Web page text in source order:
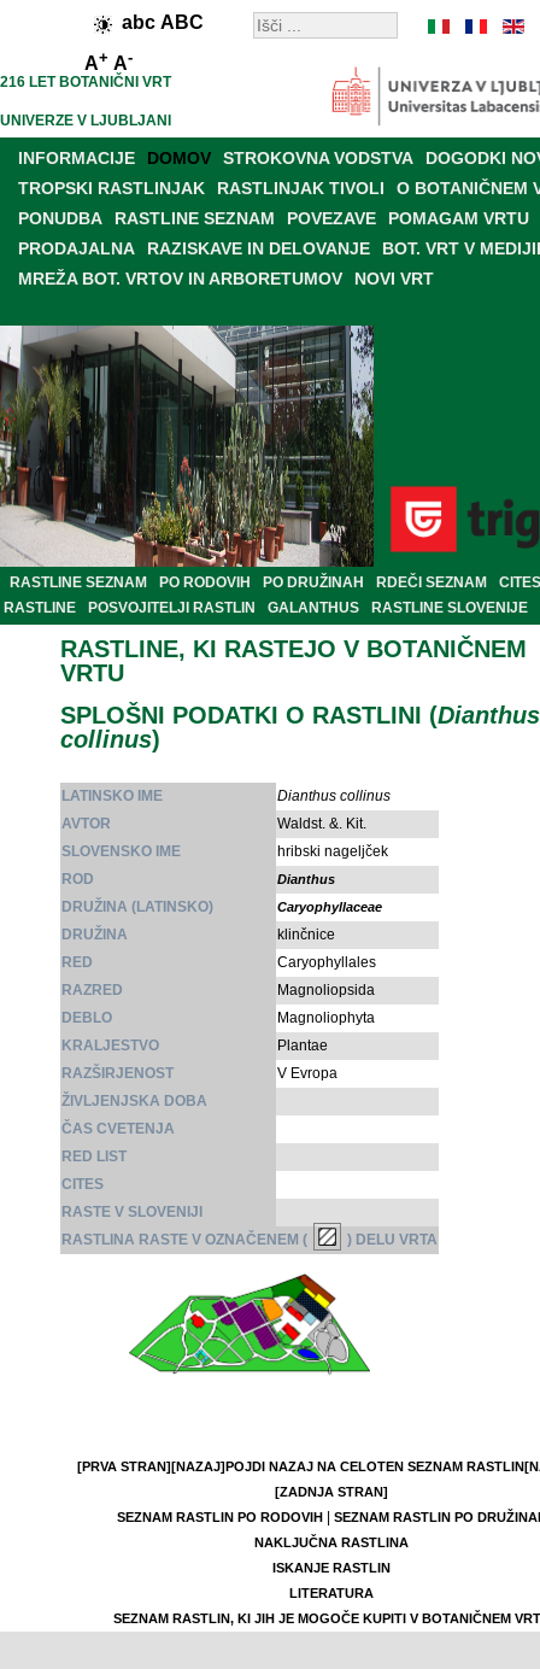
abc ABC
A+ A-
216 LET BOTANIČNI VRT
UNIVERZE V LJUBLJANI
INFORMACIJE DOMOV STROKOVNA VODSTVA
DOGODKI
TROPSKI RASTLINJAK
RASTLINJAK TIVOLI
O BOTANIČNEM
PONUDBA
RASTLINE SEZNAM POVEZAVE
POMAGAM VRTU
PRODAJALNA
RAZISKAVE IN DELOVANJE
BOT. VRT V
MREŽA BOT. VRTOV IN ARBORETUMOV
NOVI VRT
RASTLINE SEZNAM PO RODOVIH PO DRUŽINAH RDEČI SEZNAM
CITES
RASTLINE
POSVOJITELJI RASTLIN GALANTHUS RASTLINE SLOVENIJE
RASTLINE, KI RASTEJO V BOTANIČNEM
VRTU
SPLOŠNI PODATKI O RASTLINI (Dianthus
collinus)
LATINSKO IME
Dianthus collinus
AVTOR
Waldst. &. Kit.
SLOVENSKO IME
hribski nageljček
ROD
Dianthus
DRUŽINA (LATINSKO) Caryophyllaceae
DRUŽINA
klinčnice
RED
Caryophyllales
RAZRED
Magnoliopsida
DEBLO
Magnoliophyta
KRALJESTVO
Plantae
RAZŠIRJENOST
V Evropa
ŽIVLJENJSKA DOBA
ČAS CVETENJA
RED LIST
CITES
RASTE V SLOVENIJI
RASTLINA RASTE V OZNAČENEM (
) DELU VRTA
[PRVA STRAN][NAZAJ]POJDI NAZAJ NA CELOTEN SEZNAM RASTLIN
[ZADNJA STRAN]
SEZNAM RASTLIN PO RODOVIH|
SEZNAM RASTLIN PO
NAKLJUČNA RASTLINA
ISKANJE RASTLIN
LITERATURA
SEZNAM RASTLIN, KI JIH JE MOGOČE KUPITI V BOTANIČNEM